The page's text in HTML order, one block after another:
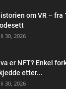
om VR –
30, 2026
er NFT? Enkel
etter...
30, 2026